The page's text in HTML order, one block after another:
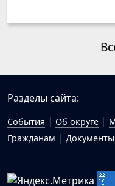
Разделы сайта:
События Об округе
Гражданам
Документы